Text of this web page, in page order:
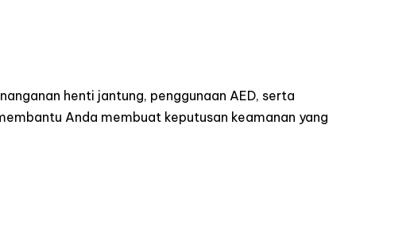
henti jantung, penggunaan AED, serta
Anda membuat keputusan keamanan yang